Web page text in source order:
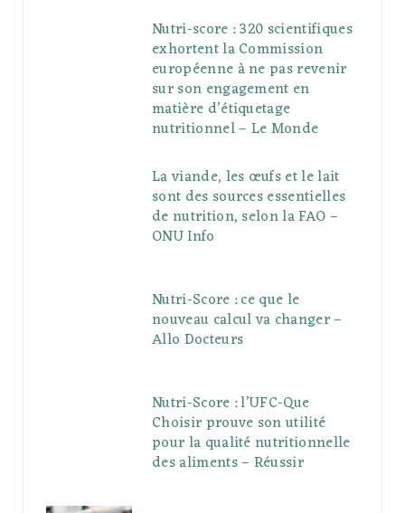
Nutri-score : 320 scientifiques
exhortent la Commission
européenne à ne pas revenir
sur son engagement en
matière d’étiquetage
nutritionnel – Le Monde
La viande, les œufs et le lait
sont des sources essentielles
de nutrition, selon la FAO –
ONU Info
Nutri-Score : ce que le
nouveau calcul va changer –
Allo Docteurs
Nutri-Score : l’UFC-Que
Choisir prouve son utilité
pour la qualité nutritionnelle
des aliments – Réussir